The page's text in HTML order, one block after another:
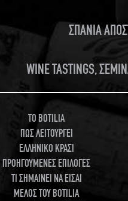
ΣΠΑΝΙΑ
WINE TASTINGS,
TO BOTILIA
ΠΩΣ ΛΕΙΤΟΥΡΓΕΙ
ΕΛΛΗΝΙΚΟ ΚΡΑΣΙ
ΠΡΟΗΓΟΥΜΕΝΕΣ ΕΠΙΛΟΓΕΣ
ΤΙ ΣΗΜΑΙΝΕΙ ΝΑ ΕΙΣΑΙ
ΜΕΛΟΣ ΤΟΥ BOTILIA